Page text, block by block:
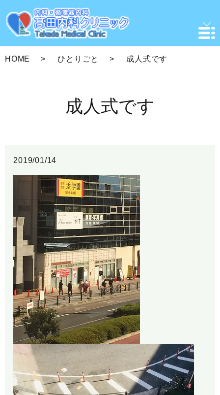
HOME ひとりごと 成人式です
成人式です
2019/01/14